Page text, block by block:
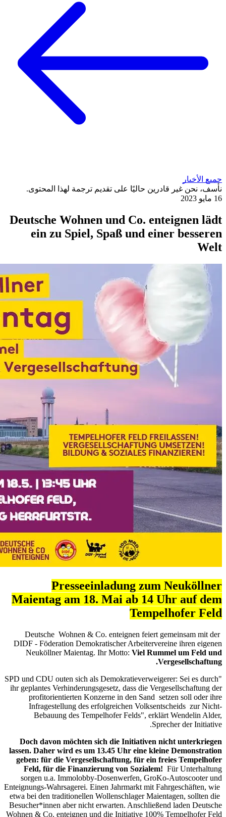
على تقديم ترجمة لهذا المحتوى.
Deutsche Wohnen und
ein zu Spiel, Spaß
Maientag am 18. Mai
Deutsche Wohnen & Co.
DIDF - Föderation Demokratischer
Neuköllner Maientag. Ihr Motto:
"SPD und CDU outen sich als
ihr geplantes Verhinderungsgesetz, dass
profitorientierten Konzerne in den
Infragestellung des erfolgreichen
Bebauung des Tempelhofer
Doch davon möchten sich die
lassen. Daher wird es um 13.45 Uhr
geben: für die Vergesellschaftung,
Feld, für die Finanzierung von
sorgen u.a. Immolobby-
Enteignungs-Wahrsagerei. Einen
etwa bei den traditionellen
Besucher*innen aber nicht erwarten.
Wohnen & Co. enteignen und die